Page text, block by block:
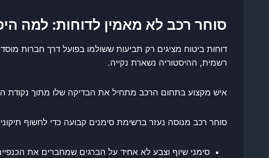
סוחר רכב לא מאמין לדוחות: למה
דוחות ביטוח מציגים רק תביעות ששולמו בפועל דרך חברות
רשמית, ההיסטוריה נשארת נקייה.
איש מקצוע בתחום הרכב מתחיל את הבדיקה שלו מתוך נקודת
סוחר רכב מנוסה נעזר ברשימת סימנים קבועה כדי לחשוף
סימני שיוף וצבע לא אחיד על הברגים שמחברים את